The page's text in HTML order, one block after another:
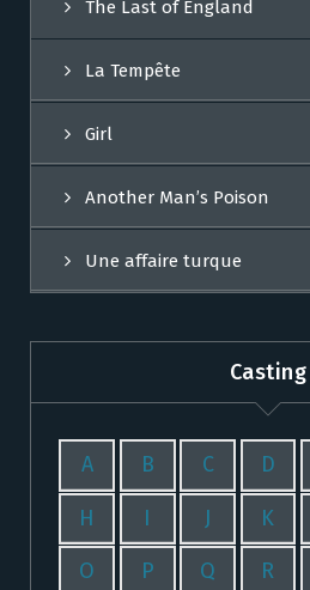
The Last of England
La Tempête
Girl
Another Man’s Poison
Une affaire turque
Casting
A B C D
H I J K
O P Q R